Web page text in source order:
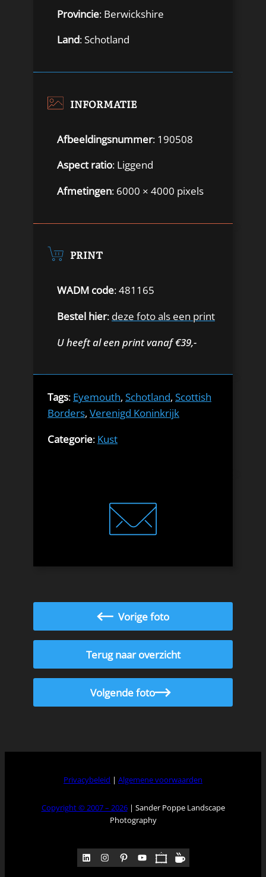
Provincie: Berwickshire
Land: Schotland
INFORMATIE
Afbeeldingsnummer: 190508
Aspect ratio: Liggend
Afmetingen: 6000 × 4000 pixels
PRINT
WADM code: 481165
Bestel hier: deze foto als een print
U heeft al een print vanaf €39,-
Tags: Eyemouth, Schotland, Scottish
Borders, Verenigd Koninkrijk
Categorie: Kust
Vorige foto
Terug naar overzicht
Volgende foto
Privacybeleid | Algemene voorwaarden
Copyright © 2007 – 2026| Sander Poppe Landscape
Photography
LinkedIn Instagram Pinterest YouTube Pocket Medium